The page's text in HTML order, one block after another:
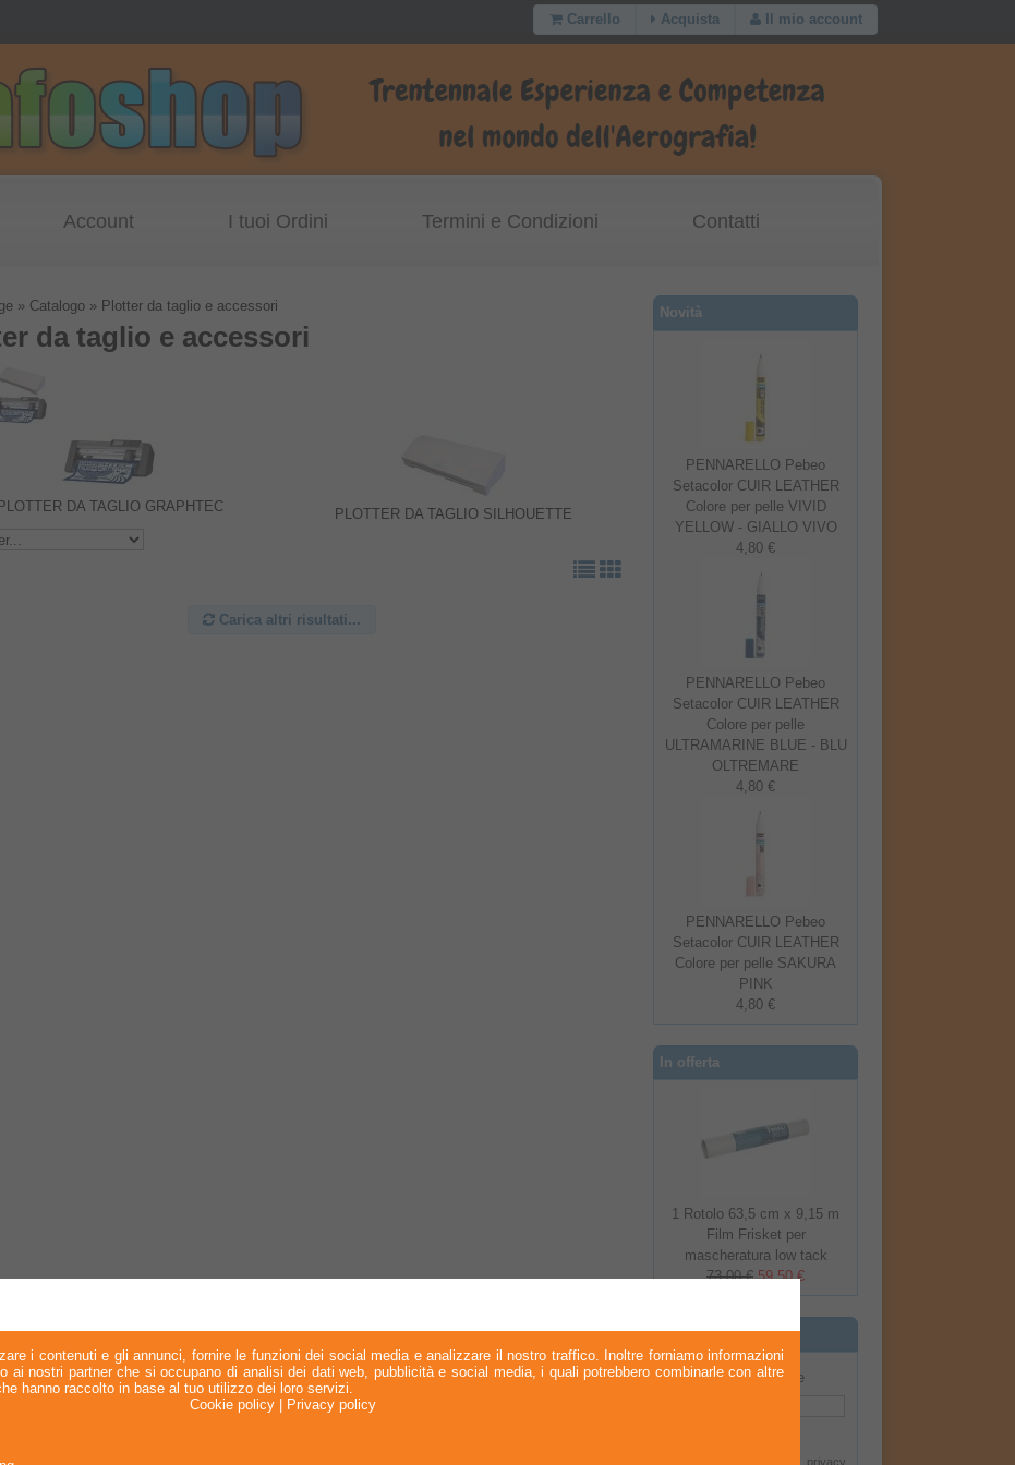
Carrello Acquista Il mio account
Account I tuoi Ordini Termini e Condizioni Contatti
» Catalogo» Plotter da taglio e accessori
da taglio e accessori
DA TAGLIO GRAPHTEC PLOTTER DA TAGLIO SILHOUETTE
Carica altri risultati...
Novità
PENNARELLO Pebeo
Setacolor CUIR LEATHER
Colore per pelle VIVID
YELLOW - GIALLO VIVO
4,80 €
PENNARELLO Pebeo
Setacolor CUIR LEATHER
Colore per pelle
ULTRAMARINE BLUE - BLU
OLTREMARE
4,80 €
PENNARELLO Pebeo
Setacolor CUIR LEATHER
Colore per pelle SAKURA
PINK
4,80 €
In offerta
1 Rotolo 63,5 cm x 9,15 m
Film Frisket per
mascheratura low tack
73,00 € 59,50 €
Newsletter
Newsletter Offerte
privacy
i contenuti e gli annunci, fornire le funzioni dei social media e analizzare il nostro traffico. Inoltre forniamo informazioni
nostri partner che si occupano di analisi dei dati web, pubblicità e social media, i quali potrebbero combinarle con altre
hanno raccolto in base al tuo utilizzo dei loro servizi.
Cookie policy|
Privacy policy